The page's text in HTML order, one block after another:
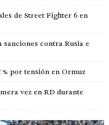
de Street Fighter 6 en
sanciones contra Rusia e
% por tensión en Ormuz
vez en RD durante